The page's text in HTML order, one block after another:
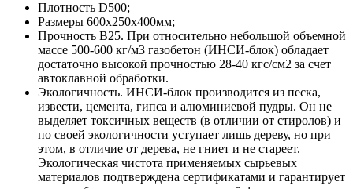
Плотность D500;
Размеры 600х250х400мм;
Прочность B25. При относительно небольшой объемной
массе 500-600 кг/м3 газобетон (ИНСИ-блок) обладает
достаточно высокой прочностью 28-40 кгс/см2 за счет
автоклавной обработки.
Экологичность. ИНСИ-блок производится из песка,
извести, цемента, гипса и алюминиевой пудры. Он не
выделяет токсичных веществ (в отличии от стиролов) и
по своей экологичности уступает лишь дереву, но при
этом, в отличие от дерева, не гниет и не стареет.
Экологическая чистота применяемых сырьевых
материалов подтверждена сертификатами и гарантирует